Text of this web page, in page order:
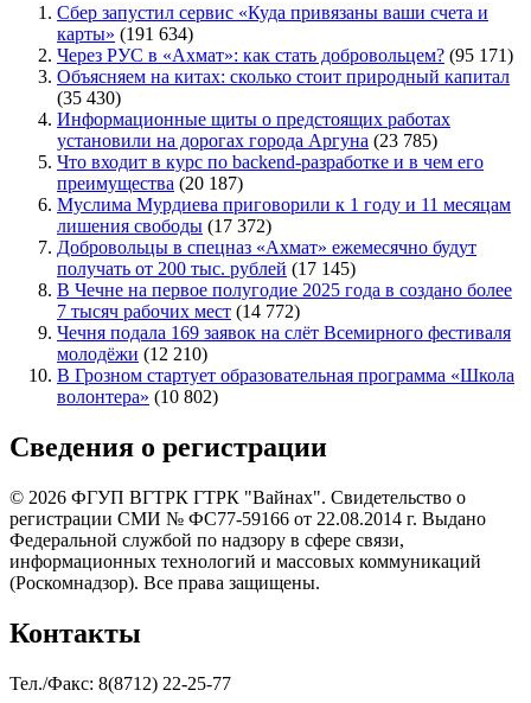
Сбер запустил сервис «Куда привязаны ваши счета и
карты» (191 634)
Через РУС в «Ахмат»: как стать добровольцем? (95 171)
Объясняем на китах: сколько стоит природный капитал
(35 430)
Информационные щиты о предстоящих работах
установили на дорогах города Аргуна (23 785)
Что входит в курс по backend-разработке и в чем его
преимущества (20 187)
Муслима Мурдиева приговорили к 1 году и 11 месяцам
лишения свободы (17 372)
Добровольцы в спецназ «Ахмат» ежемесячно будут
получать от 200 тыс. рублей (17 145)
В Чечне на первое полугодие 2025 года в создано более
7 тысяч рабочих мест (14 772)
Чечня подала 169 заявок на слёт Всемирного фестиваля
молодёжи (12 210)
В Грозном стартует образовательная программа «Школа
волонтера» (10 802)
Сведения о регистрации
© 2026 ФГУП ВГТРК ГТРК "Вайнах". Свидетельство о
регистрации СМИ № ФС77-59166 от 22.08.2014 г. Выдано
Федеральной службой по надзору в сфере связи,
информационных технологий и массовых коммуникаций
(Роскомнадзор). Все права защищены.
Контакты
Тел./Факс: 8(8712) 22-25-77